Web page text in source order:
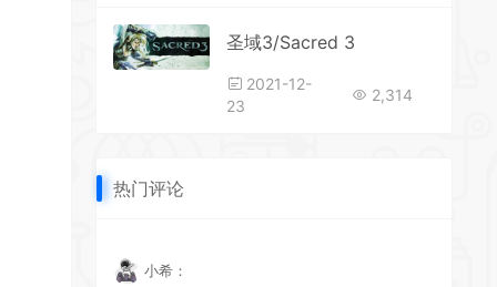
圣域3/Sacred 3
2021-12-
23
2,314
热门评论
小希：